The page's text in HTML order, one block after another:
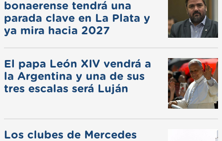
bonaerense tendrá una
parada clave en La Plata y
ya mira hacia 2027
El papa León XIV vendrá a
la Argentina y una de sus
tres escalas será Luján
Los clubes de Mercedes